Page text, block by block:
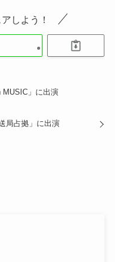
しよう！
」に出演
局占拠」に出演